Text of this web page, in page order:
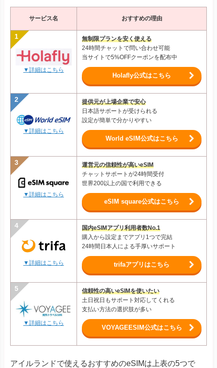
サービス名 おすすめの理由
▼詳細はこちら
無制限プランを安く使える
24時間チャットで問い合わせ可能
当サイトで5%OFFクーポンを配布中
Holafly公式はこちら
▼詳細はこちら
提供元が上場企業で安心
日本語サポートが受けられる
設定が簡単で分かりやすい
World eSIM公式はこちら
▼詳細はこちら
運営元の信頼性が高いeSIM
チャットサポートが24時間受付
世界200以上の国で利用できる
eSIM square公式はこちら
▼詳細はこちら
国内eSIMアプリ利用者数No.1
購入から設定までアプリ1つで完結
24時間日本人による手厚いサポート
trifaアプリはこちら
▼詳細はこちら
信頼性の高いeSIMを使いたい
土日祝日もサポート対応してくれる
支払い方法の選択肢が多い
VOYAGEESIM公式はこちら
アイルランドで使えるおすすめのeSIMは上表の5つで